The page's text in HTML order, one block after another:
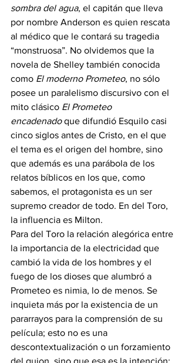
sombra del agua, el capitán que lleva
por nombre Anderson es quien rescata
al médico que le contará su tragedia
“monstruosa”. No olvidemos que la
novela de Shelley también conocida
como El moderno Prometeo, no sólo
posee un paralelismo discursivo con el
mito clásico El Prometeo
encadenado que difundió Esquilo casi
cinco siglos antes de Cristo, en el que
el tema es el origen del hombre, sino
que además es una parábola de los
relatos bíblicos en los que, como
sabemos, el protagonista es un ser
supremo creador de todo. En del Toro,
la influencia es Milton.
Para del Toro la relación alegórica entre
la importancia de la electricidad que
cambió la vida de los hombres y el
fuego de los dioses que alumbró a
Prometeo es nimia, lo de menos. Se
inquieta más por la existencia de un
pararrayos para la comprensión de su
película; esto no es una
descontextualización o un forzamiento